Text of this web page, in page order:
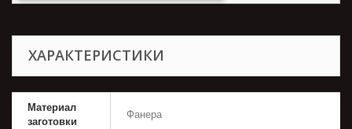
ХАРАКТЕРИСТИКИ
Материал
заготовки
Фанера